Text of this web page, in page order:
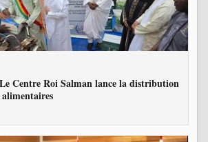
Centre Roi Salman lance la distribution